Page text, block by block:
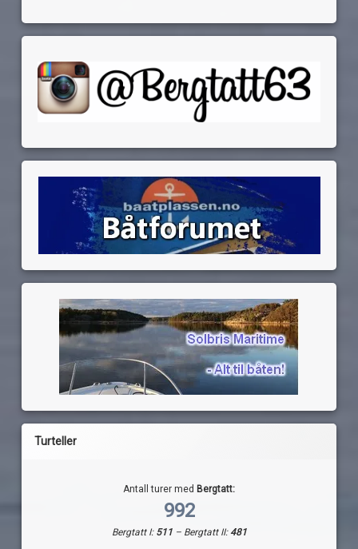
Turteller
Antall turer med Bergtatt:
992
Bergtatt I: 511 – Bergtatt II:481